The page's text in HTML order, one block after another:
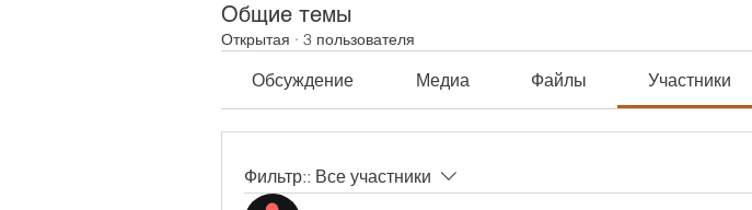
Общие темы
Открытая · 3 пользователя
Обсуждение Медиа Файлы Участники
Фильтр:: Все участники